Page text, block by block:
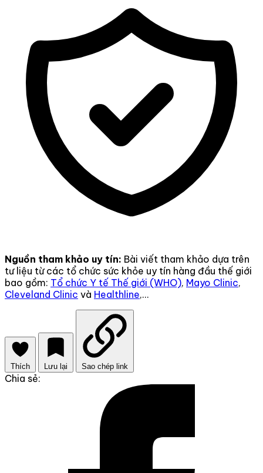
Nguồn tham khảo uy tín: Bài viết tham khảo dựa trên
tư liệu từ các tổ chức sức khỏe uy tín hàng đầu thế giới
bao gồm: Tổ chức Y tế Thế giới (WHO), Mayo Clinic,
Cleveland Clinic và Healthline,...
Thích Lưu lại Sao chép link
Chia sẻ: